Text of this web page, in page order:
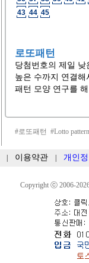
43 44 45
로또패턴
당첨번호의 제일 낮
높은 수까지 연결해
패턴 모양 연구를
#로또패턴 #Lotto
이용약관 개인
Copyright ⓒ 2006-